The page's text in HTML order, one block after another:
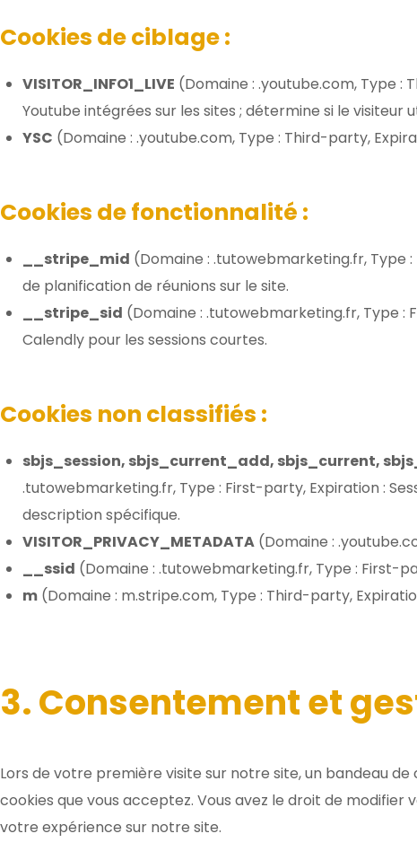
Cookies de ciblage :
VISITOR_INFO1_LIVE (Domaine : .youtube.com, Type :
Youtube intégrées sur les sites ; détermine si le visiteur
YSC (Domaine : .youtube.com, Type : Third-party,
Cookies de fonctionnalité :
__stripe_mid (Domaine : .tutowebmarketing.fr, Type
de planification de réunions sur le site.
__stripe_sid (Domaine : .tutowebmarketing.fr, Type
Calendly pour les sessions courtes.
Cookies non classifiés :
sbjs_session, sbjs_current_add, sbjs_current,
.tutowebmarketing.fr, Type : First-party, Expiration :
description spécifique.
VISITOR_PRIVACY_METADATA (Domaine :
__ssid (Domaine : .tutowebmarketing.fr, Type : First-
m (Domaine : m.stripe.com, Type : Third-party,
3. Consentement et
Lors de votre première visite sur notre site, un bandeau
cookies que vous acceptez. Vous avez le droit de
votre expérience sur notre site.